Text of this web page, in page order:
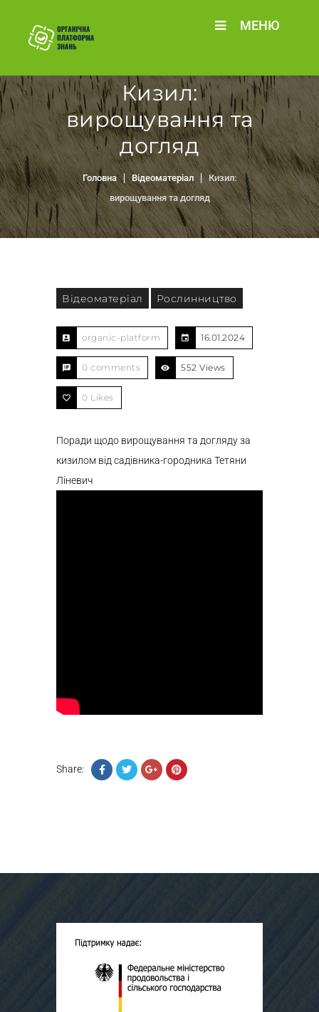
МЕНЮ
Кизил:
вирощування та
догляд
Головна Відеоматеріал
Кизил:
вирощування та догляд
Відеоматеріал Рослинництво
organic-platform 16.01.2024
0 comments 552 Views
0 Likes
Поради щодо вирощування та догляду за
кизилом від садівника-городника Тетяни
Ліневич
Share: